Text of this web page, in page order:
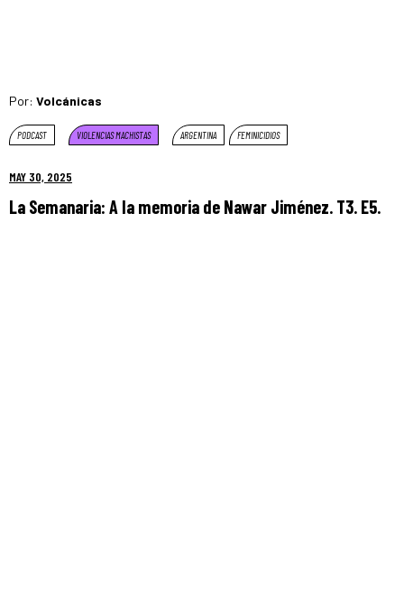
Por: Volcánicas
PODCAST VIOLENCIAS MACHISTAS ARGENTINA FEMINICIDIOS
MAY 30, 2025
La Semanaria: A la memoria de Nawar Jiménez. T3. E5.